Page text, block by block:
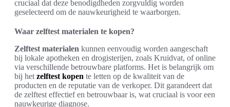
cruciaal dat deze benodigdheden zorgvuldig worden
geselecteerd om de nauwkeurigheid te waarborgen.
Waar zelftest materialen te kopen?
Zelftest materialen kunnen eenvoudig worden aangeschaft
bij lokale apotheken en drogisterijen, zoals Kruidvat, of online
via verschillende betrouwbare platforms. Het is belangrijk om
bij het zelftest kopen te letten op de kwaliteit van de
producten en de reputatie van de verkoper. Dit garandeert dat
de zelftest effectief en betrouwbaar is, wat cruciaal is voor een
nauwkeurige diagnose.